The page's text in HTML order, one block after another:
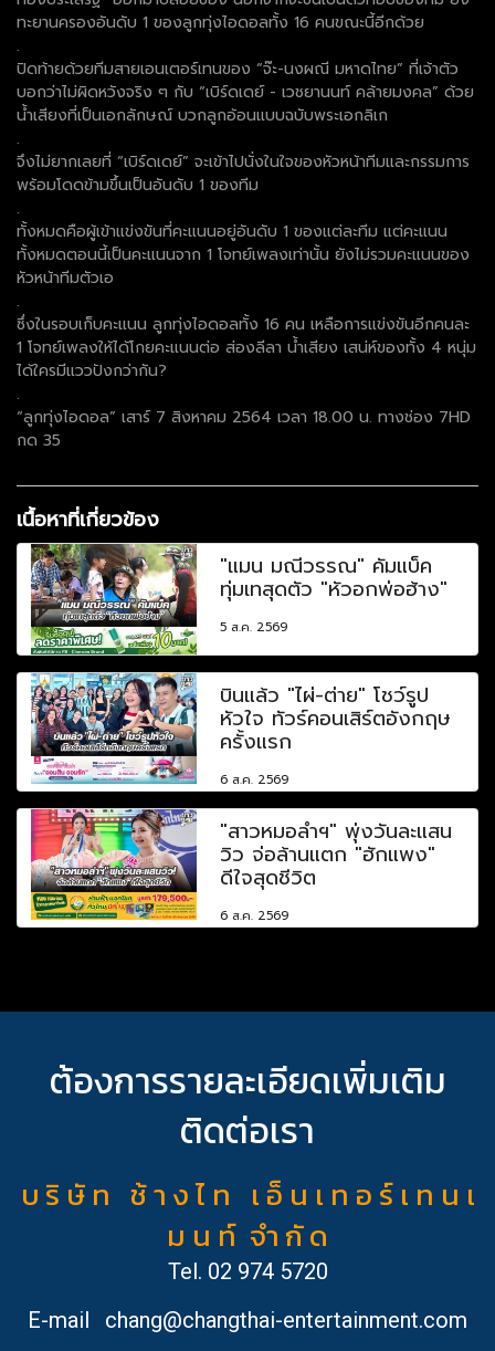
ทะยานครองอันดับ 1 ของลูกทุ่งไอดอลทั้ง 16 คนขณะนี้อีกด้วย
.
ปิดท้ายด้วยทีมสายเอนเตอร์เทนของ “จ๊ะ-นงผณี มหาดไทย” ที่เจ้าตัว
บอกว่าไม่ผิดหวังจริง ๆ กับ “เบิร์ดเดย์ - เวชยานนท์ คล้ายมงคล” ด้วย
น้ำเสียงที่เป็นเอกลักษณ์ บวกลูกอ้อนแบบฉบับพระเอกลิเก
.
จึงไม่ยากเลยที่ “เบิร์ดเดย์” จะเข้าไปนั่งในใจของหัวหน้าทีมและกรรมการ
พร้อมโดดข้ามขึ้นเป็นอันดับ 1 ของทีม
.
ทั้งหมดคือผู้เข้าแข่งขันที่คะแนนอยู่อันดับ 1 ของแต่ละทีม แต่คะแนน
ทั้งหมดตอนนี้เป็นคะแนนจาก 1 โจทย์เพลงเท่านั้น ยังไม่รวมคะแนนของ
หัวหน้าทีมตัวเอ
.
ซึ่งในรอบเก็บคะแนน ลูกทุ่งไอดอลทั้ง 16 คน เหลือการแข่งขันอีกคนละ
1 โจทย์เพลงให้ได้โกยคะแนนต่อ ส่องลีลา น้ำเสียง เสน่ห์ของทั้ง 4 หนุ่ม
ได้ใครมีแววปังกว่ากัน?
.
“ลูกทุ่งไอดอล” เสาร์ 7 สิงหาคม 2564 เวลา 18.00 น. ทางช่อง 7HD
กด 35
เนื้อหาที่เกี่ยวข้อง
"แมน มณีวรรณ" คัมแบ็ค
ทุ่มเทสุดตัว "หัวอกพ่อฮ้าง"
5 ส.ค. 2569
บินแล้ว "ไผ่-ต่าย" โชว์รูป
หัวใจ ทัวร์คอนเสิร์ตอังกฤษ
ครั้งแรก
6 ส.ค. 2569
"สาวหมอลำฯ" พุ่งวันละแสน
วิว จ่อล้านแตก "ฮักแพง"
ดีใจสุดชีวิต
6 ส.ค. 2569
ต้องการรายละเอียดเพิ่มเติม
ติดต่อเรา
บ ริ ษั ท ช้ า ง ไ ท เ อ็ น เ ท อ ร์ เ ท น เ
ม น ท์ จำ กั ด
Tel. 02 974 5720
E-mail
chang@changthai-entertainment.com